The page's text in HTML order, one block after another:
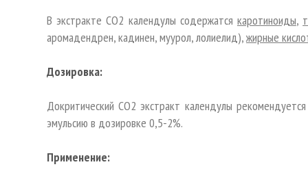
В экстракте СО2 календулы содержатся каротиноиды,
аромадендрен, кадинен, муурол, лолиелид),жирные
Дозировка:
Докритический СО2 экстракт календулы
эмульсию в дозировке 0,5-2%.
Применение: